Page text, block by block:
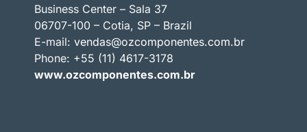
Business Center – Sala 37
06707-100 – Cotia, SP – Brazil
E-mail: vendas@ozcomponentes.com.br
Phone: +55 (11) 4617-3178
www.ozcomponentes.com.br